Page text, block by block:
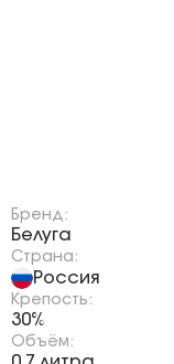
Бренд:
Белуга
Страна:
Россия
Крепость:
30%
Объём: